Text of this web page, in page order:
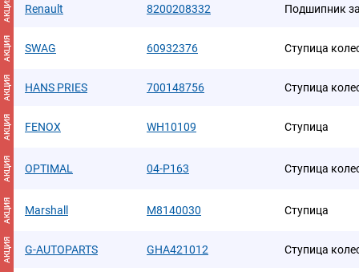
АКЦИЯ Renault 8200208332 Подшипник
АКЦИЯ SWAG 60932376 Ступица
АКЦИЯ HANS PRIES 700148756 Ступица
АКЦИЯ FENOX WH10109 Ступица
АКЦИЯ OPTIMAL 04-P163 Ступица
АКЦИЯ Marshall M8140030 Ступица
АКЦИЯ G-AUTOPARTS GHA421012 Ступица